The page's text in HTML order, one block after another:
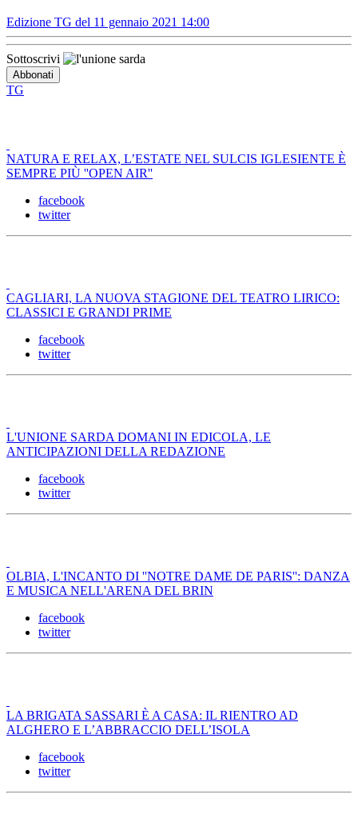
Edizione TG del 11 gennaio 2021 14:00
Sottoscrivi
TG
NATURA E RELAX, L’ESTATE NEL SULCIS IGLESIENTE È
SEMPRE PIÙ ''OPEN AIR''
facebook
twitter
CAGLIARI, LA NUOVA STAGIONE DEL TEATRO LIRICO:
CLASSICI E GRANDI PRIME
facebook
twitter
L'UNIONE SARDA DOMANI IN EDICOLA, LE
ANTICIPAZIONI DELLA REDAZIONE
facebook
twitter
OLBIA, L'INCANTO DI ''NOTRE DAME DE PARIS'': DANZA
E MUSICA NELL'ARENA DEL BRIN
facebook
twitter
LA BRIGATA SASSARI È A CASA: IL RIENTRO AD
ALGHERO E L’ABBRACCIO DELL’ISOLA
facebook
twitter